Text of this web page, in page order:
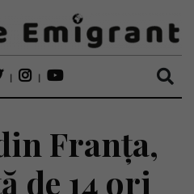
Franța,
de 14 ori